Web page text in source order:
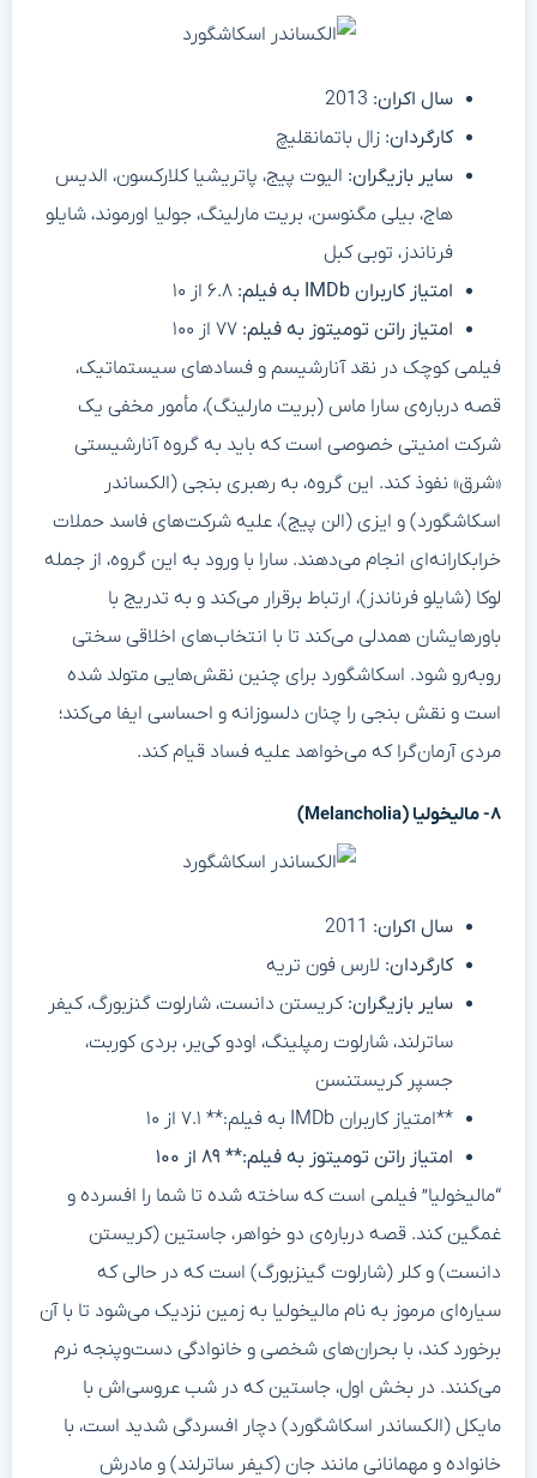
سال اکران:
کارگردان: زال باتمانقلیچ
سایر بازیگران: الیوت پیج، پاتریشیا کلارکسون، الدیس
هاج، بیلی مگنوسن، بریت مارلینگ، جولیا اورموند، شایلو
فرناندز، توبی کبل
امتیاز کاربران IMDb به فیلم:
امتیاز راتن تومیتوز به فیلم:
فیلمی کوچک در نقد آنارشیسم و فسادهای سیستماتیک،
قصه درباره‌ی سارا ماس (بریت مارلینگ)، مأمور مخفی یک
شرکت امنیتی خصوصی است که باید به گروه آنارشیستی
«شرق» نفوذ کند. این گروه، به رهبری بنجی (الکساندر
اسکاشگورد) و ایزی (الن پیج)، علیه شرکت‌های فاسد حملات
خرابکارانه‌ای انجام می‌دهند. سارا با ورود به این گروه، از جمله
لوکا (شایلو فرناندز)، ارتباط برقرار می‌کند و به تدریج با
باورهایشان همدلی می‌کند تا با انتخاب‌های اخلاقی سختی
روبه‌رو شود. اسکاشگورد برای چنین نقش‌هایی متولد شده
است و نقش بنجی را چنان دلسوزانه و احساسی ایفا می‌کند؛
مردی آرمان‌گرا که می‌خواهد علیه فساد قیام کند.
۸- مالیخولیا (Melancholia)
سال اکران:
کارگردان: لارس فون تریه
سایر بازیگران: کریستن دانست، شارلوت گنزبورگ، کیفر
ساترلند، شارلوت رمپلینگ، اودو کی‌یر، بردی کوربت،
جسپر کریستنسن
**امتیاز کاربران IMDb به فیلم:** ۷.۱ از ۱۰
امتیاز راتن تومیتوز به فیلم:** ۸۹ از ۱۰۰
“مالیخولیا” فیلمی است که ساخته شده تا شما را افسرده و
غمگین کند. قصه درباره‌ی دو خواهر، جاستین (کریستن
دانست) و کلر (شارلوت گینزبورگ) است که در حالی که
سیاره‌ای مرموز به نام مالیخولیا به زمین نزدیک می‌شود تا با آن
برخورد کند، با بحران‌های شخصی و خانوادگی دست‌وپنجه نرم
می‌کنند. در بخش اول، جاستین که در شب عروسی‌اش با
مایکل (الکساندر اسکاشگورد) دچار افسردگی شدید است، با
خانواده و مهمانانی مانند جان (کیفر ساترلند) و مادرش